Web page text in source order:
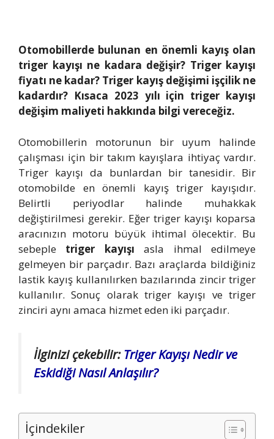
Otomobillerde bulunan en önemli kayış olan
triger kayışı ne kadara değişir? Triger kayışı
fiyatı ne kadar? Triger kayış değişimi işçilik ne
kadardır? Kısaca 2023 yılı için triger kayışı
değişim maliyeti hakkında bilgi vereceğiz.
Otomobillerin motorunun bir uyum halinde
çalışması için bir takım kayışlara ihtiyaç vardır.
Triger kayışı da bunlardan bir tanesidir. Bir
otomobilde en önemli kayış triger kayışıdır.
Belirtli periyodlar halinde muhakkak
değiştirilmesi gerekir. Eğer triger kayışı koparsa
aracınızın motoru büyük ihtimal ölecektir. Bu
sebeple triger kayışı asla ihmal edilmeye
gelmeyen bir parçadır. Bazı araçlarda bildiğiniz
lastik kayış kullanılırken bazılarında zincir triger
kullanılır. Sonuç olarak triger kayışı ve triger
zinciri aynı amaca hizmet eden iki parçadır.
İlginizi çekebilir: Triger Kayışı Nedir ve
Eskidiği Nasıl Anlaşılır?
İçindekiler